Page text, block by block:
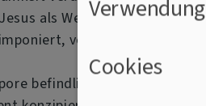
als Weltenrichter mit
verleihen dem
befindliche,
Cookies